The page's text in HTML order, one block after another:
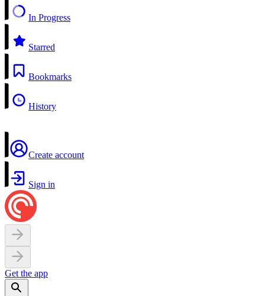
In Progress
Starred
Bookmarks
History
Create account
Sign in
Get the app